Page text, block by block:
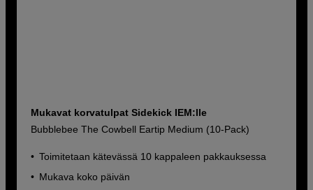
Mukavat korvatulpat Sidekick IEM:lle
Bubblebee The Cowbell Eartip Medium (10-Pack)
Toimitetaan kätevässä 10 kappaleen pakkauksessa
Mukava koko päivän